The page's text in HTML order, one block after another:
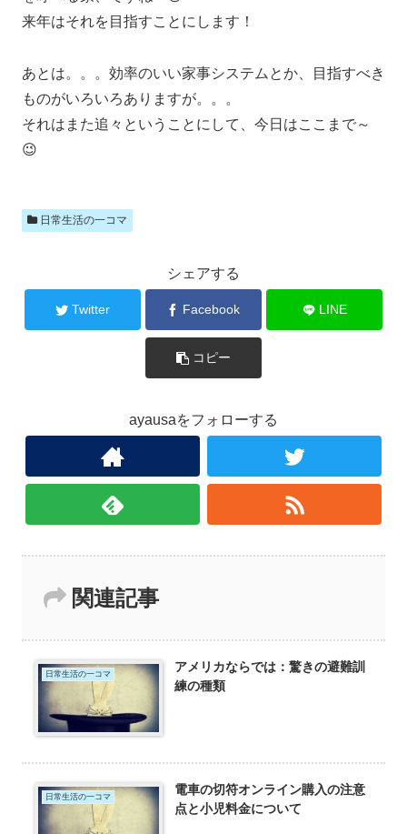
来年はそれを目指すことにします！
あとは。。。効率のいい家事システムとか、目指すべき
ものがいろいろありますが。。。
それはまた追々ということにして、今日はここまで～
😉
日常生活の一コマ
シェアする
Twitter Facebook LINE
コピー
ayausaをフォローする
関連記事
日常生活の一コマ
アメリカならでは：驚きの避難訓
練の種類
日常生活の一コマ
電車の切符オンライン購入の注意
点と小児料金について